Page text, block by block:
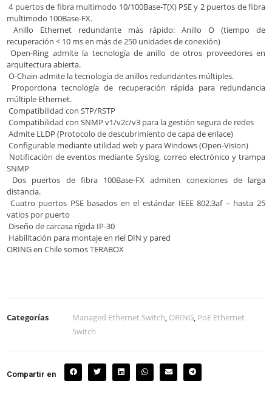
4 puertos de fibra multimodo 10/100Base-T(X) PSE y 2 puertos de fibra
multimodo 100Base-FX.
Anillo Ethernet redundante más rápido: Anillo O (tiempo de
recuperación < 10 ms en más de 250 unidades de conexión)
Open-Ring admite la tecnología de anillo de otros proveedores en
arquitectura abierta.
O-Chain admite la tecnología de anillos redundantes múltiples.
Proporciona tecnología de recuperación rápida para redundancia
múltiple Ethernet.
Compatibilidad con STP/RSTP
Compatibilidad con SNMP v1/v2c/v3 para la gestión segura de redes
Admite LLDP (Protocolo de descubrimiento de capa de enlace)
Configurable mediante utilidad web y para Windows (Open-Vision)
Notificación de eventos mediante Syslog, correo electrónico y trampa
SNMP
Dos puertos de fibra 100Base-FX admiten conexiones de larga
distancia.
Cuatro puertos PSE basados ​​en el estándar IEEE 802.3af – hasta 25
vatios por puerto
Diseño de carcasa rígida IP-30
Habilitación para montaje en riel DIN y pared
ORING en Chile somos TERABOX
Categorías Managed Ethernet Switch ORING PoE Ethernet
Switch
Compartir en